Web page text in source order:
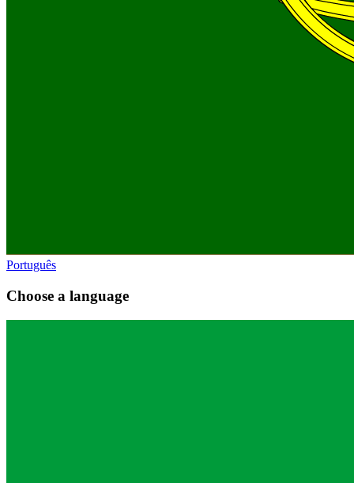
Português
Choose a language